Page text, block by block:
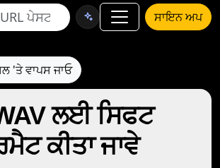
ਸਾਇਨ ਅਪ
'ਤੇ ਵਾਪਸ ਜਾਓ
ਲਈ ਸਿਫਟ
ਕੀਤਾ ਜਾਵੇ